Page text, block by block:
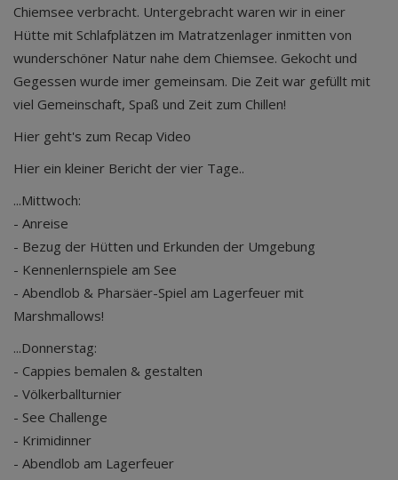
Chiemsee verbracht. Untergebracht waren wir in einer
Hütte mit Schlafplätzen im Matratzenlager inmitten von
wunderschöner Natur nahe dem Chiemsee. Gekocht und
Gegessen wurde imer gemeinsam. Die Zeit war gefüllt mit
viel Gemeinschaft, Spaß und Zeit zum Chillen!
Hier geht's zum Recap Video
Hier ein kleiner Bericht der vier Tage..
...Mittwoch:
- Anreise
- Bezug der Hütten und Erkunden der Umgebung
- Kennenlernspiele am See
- Abendlob & Pharsäer-Spiel am Lagerfeuer mit
Marshmallows!
...Donnerstag:
- Cappies bemalen & gestalten
- Völkerballturnier
- See Challenge
- Krimidinner
- Abendlob am Lagerfeuer